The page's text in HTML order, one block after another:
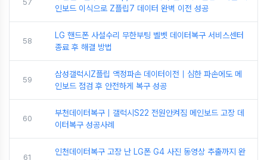
57
인보드 이식으로 Z플립7 데이터 완벽 이전 성공
58
LG 핸드폰 사설수리 무한부팅 벨벳 데이터복구 서비스센터
종료 후 해결 방법
59
삼성갤럭시Z플립 액정파손 데이터이전｜심한 파손에도 메
인보드 점검 후 안전하게 복구 성공
60
부천데이터복구｜갤럭시S22 전원안켜짐 메인보드 고장 데
이터복구 성공사례
61
인천데이터복구 고장 난 LG폰 G4 사진 동영상 추출까지 완